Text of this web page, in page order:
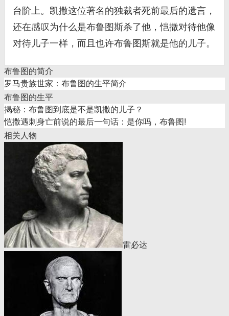
台阶上。凯撒这位著名的独裁者死前最后的遗言，
还在感叹为什么是布鲁图斯杀了他，恺撒对待他像
对待儿子一样，而且也许布鲁图斯就是他的儿子。
布鲁图的简介
罗马贵族世家：布鲁图的生平简介
布鲁图的生平
揭秘：布鲁图到底是不是凯撒的儿子？
恺撒遇刺身亡前说的最后一句话：是你吗，布鲁图!
相关人物
雷必达